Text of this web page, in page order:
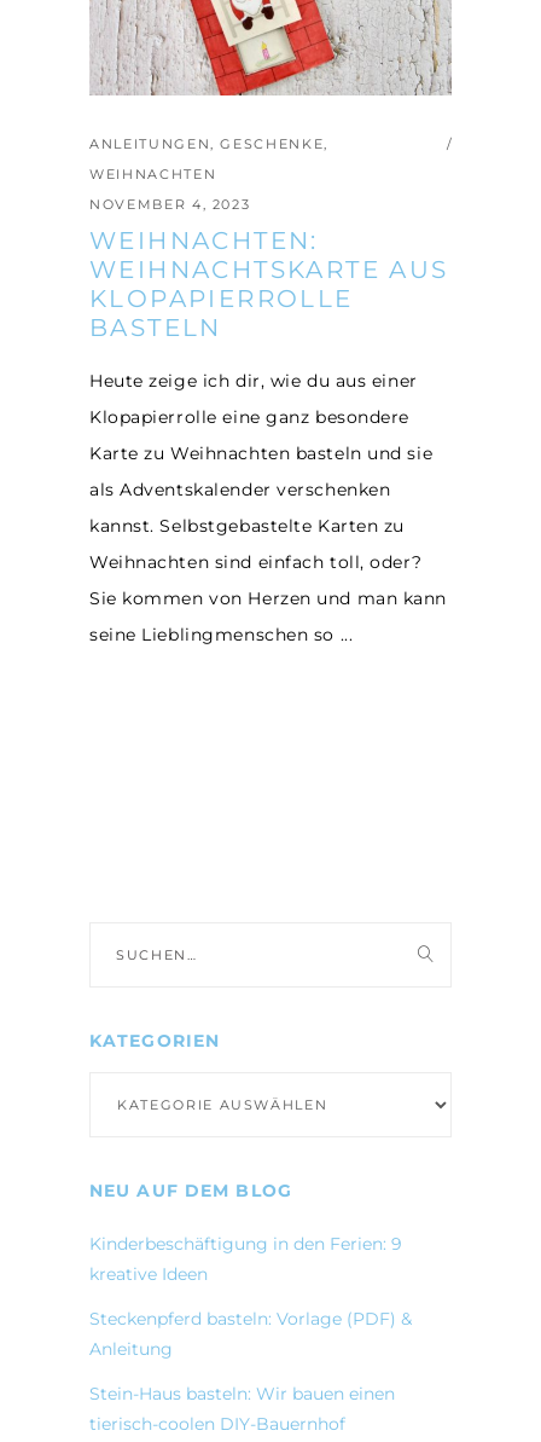
ANLEITUNGEN,GESCHENKE,
WEIHNACHTEN
NOVEMBER 4, 2023
WEIHNACHTEN:
WEIHNACHTSKARTE AUS
KLOPAPIERROLLE
BASTELN
Heute zeige ich dir, wie du aus einer
Klopapierrolle eine ganz besondere
Karte zu Weihnachten basteln und sie
als Adventskalender verschenken
kannst. Selbstgebastelte Karten zu
Weihnachten sind einfach toll, oder?
Sie kommen von Herzen und man kann
seine Lieblingmenschen so
nach:
KATEGORIEN
NEU AUF DEM BLOG
Kinderbeschäftigung in den Ferien: 9
kreative Ideen
Steckenpferd basteln: Vorlage (PDF) &
Anleitung
Stein-Haus basteln: Wir bauen einen
tierisch-coolen DIY-Bauernhof